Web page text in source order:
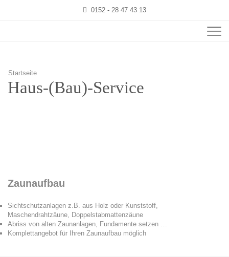
0152 - 28 47 43 13
Startseite
Haus-(Bau)-Service
Zaunaufbau
Sichtschutzanlagen z.B. aus Holz oder Kunststoff,
Maschendrahtzäune, Doppelstabmattenzäune
Abriss von alten Zaunanlagen, Fundamente setzen …
Komplettangebot für Ihren Zaunaufbau möglich